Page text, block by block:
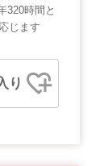
320時間と
じます
り